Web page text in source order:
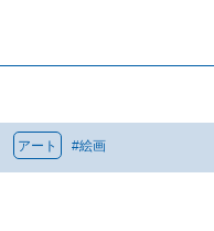
アート #絵画